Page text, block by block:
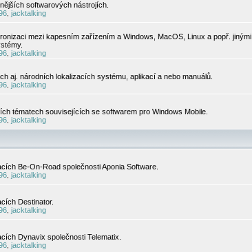
softwarových nástrojích.
jacktalking
mezi kapesním zařízením a Windows, MacOS, Linux a popř. jinými
jacktalking
aj. národních lokalizacích systému, aplikací a nebo manuálů.
jacktalking
tématech souvisejících se softwarem pro Windows Mobile.
jacktalking
Be-On-Road společnosti Aponia Software.
jacktalking
Destinator.
jacktalking
Dynavix společnosti Telematix.
jacktalking